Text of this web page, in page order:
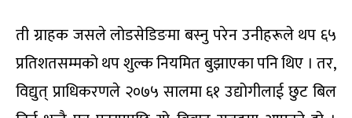
ती ग्राहक जसले लोडसेडिङमा बस्नु परेन उनीहरूले थप ६५
प्रतिशतसम्मको थप शुल्क नियमित बुझाएका पनि थिए । तर,
विद्युत् प्राधिकरणले २०७५ सालमा ६१ उद्योगीलाई छुट बिल